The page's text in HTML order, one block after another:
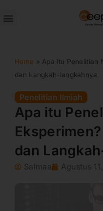
ke
Home » Apa itu Penelitian
dan Langkah-langkahnya
Penelitian Ilmiah
Apa itu
dan
Salmaa Agustus